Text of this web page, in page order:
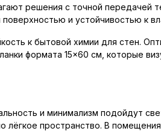
решения с точной передачей
и устойчивостью к
к бытовой химии для стен.
формата 15×60 см, которые
и минимализм подойдут
лёгкое пространство. В